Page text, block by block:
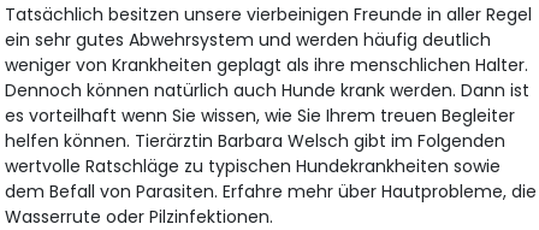
Tatsächlich besitzen unsere vierbeinigen Freunde in aller Regel
ein sehr gutes Abwehrsystem und werden häufig deutlich
weniger von Krankheiten geplagt als ihre menschlichen Halter.
Dennoch können natürlich auch Hunde krank werden. Dann ist
es vorteilhaft wenn Sie wissen, wie Sie Ihrem treuen Begleiter
helfen können. Tierärztin Barbara Welsch gibt im Folgenden
wertvolle Ratschläge zu typischen Hundekrankheiten sowie
dem Befall von Parasiten. Erfahre mehr über Hautprobleme, die
Wasserrute oder Pilzinfektionen.